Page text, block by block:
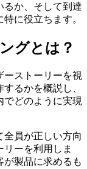
るか、そして到達
に役立ちます。
グとは？
ーストーリーを視
るかを概説し、
でどのように実現
全員が正しい方向
ーを利用しま
が製品に求めるも